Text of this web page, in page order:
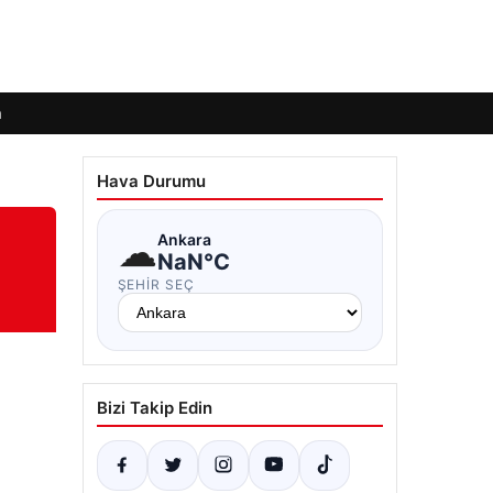
Hava Durumu
☁Ankara
NaN°C
ŞEHIR SEÇ
Bizi Takip Edin